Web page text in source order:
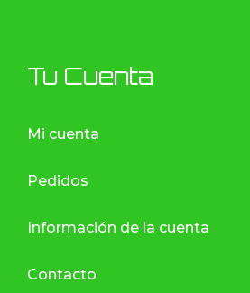
Tu Cuenta
Mi cuenta
Pedidos
Información de la cuenta
Contacto